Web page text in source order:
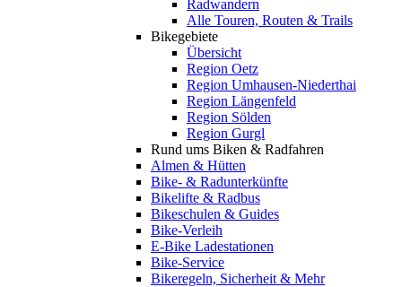
Radwandern
Alle Touren, Routen & Trails
Bikegebiete
Übersicht
Region Oetz
Region Umhausen-Niederthai
Region Längenfeld
Region Sölden
Region Gurgl
Rund ums Biken & Radfahren
Almen & Hütten
Bike- & Radunterkünfte
Bikelifte & Radbus
Bikeschulen & Guides
Bike-Verleih
E-Bike Ladestationen
Bike-Service
Bikeregeln, Sicherheit & Mehr